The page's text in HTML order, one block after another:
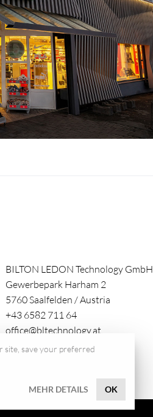
BILTON LEDON Technology GmbH
Gewerbepark Harham 2
5760Saalfelden /Austria
+43 6582 711 64
office@bltechnology.at
site, save your preferred
MEHR DETAILS OK